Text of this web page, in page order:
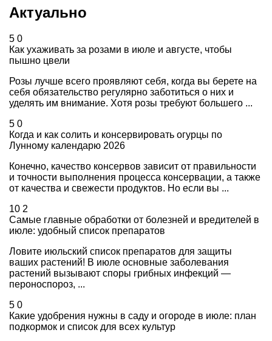
Актуально
5 0
Как ухаживать за розами в июле и августе, чтобы
пышно цвели
Розы лучше всего проявляют себя, когда вы берете на
себя обязательство регулярно заботиться о них и
уделять им внимание. Хотя розы требуют большего ...
5 0
Когда и как солить и консервировать огурцы по
Лунному календарю 2026
Конечно, качество консервов зависит от правильности
и точности выполнения процесса консервации, а также
от качества и свежести продуктов. Но если вы ...
10 2
Самые главные обработки от болезней и вредителей в
июле: удобный список препаратов
Ловите июльский список препаратов для защиты
ваших растений! В июле основные заболевания
растений вызывают споры грибных инфекций —
пероноспороз, ...
5 0
Какие удобрения нужны в саду и огороде в июле: план
подкормок и список для всех культур